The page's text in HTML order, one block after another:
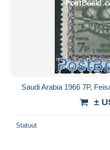
Saudi Arabia 1966 7P,
±
Statuut